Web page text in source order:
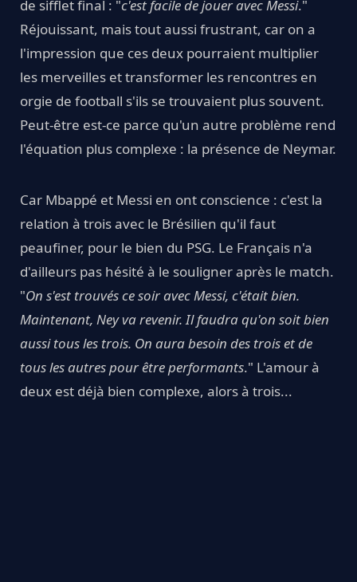
de sifflet final : "c'est facile de jouer avecMessi."
Réjouissant, mais tout aussi frustrant, car on a
l'impression que ces deux pourraient multiplier
les merveilles et transformer les rencontres en
orgie de football s'ils se trouvaient plus souvent.
Peut-être est-ce parce qu'un autre problème rend
l'équation plus complexe : la présence de Neymar.
Car Mbappé et Messi en ont conscience : c'est la
relation à trois avec le Brésilien qu'il faut
peaufiner, pour le bien du PSG. Le Français n'a
d'ailleurs pas hésité à le souligner après le match.
"On s'est trouvés ce soir avec Messi, c'était bien.
Maintenant, Ney va revenir. Il faudra qu'on soit bien
aussi tous les trois. On aura besoin des trois et de
tous les autres pour être performants." L'amour à
deux est déjà bien complexe, alors à trois...